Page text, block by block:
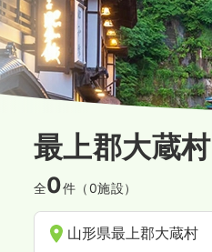
最上郡大蔵村
全0件（0施設）
山形県最上郡大蔵村